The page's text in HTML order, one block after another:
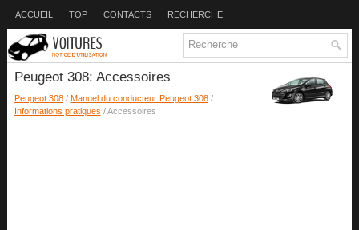
ACCUEIL TOP CONTACTS RECHERCHE
Peugeot 308: Accessoires
Peugeot 308/ Manuel du conducteur Peugeot 308/
Informations pratiques / Accessoires